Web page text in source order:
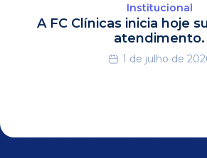
Institucional
A FC Clínicas inicia hoje
atendimento.
1 de julho de